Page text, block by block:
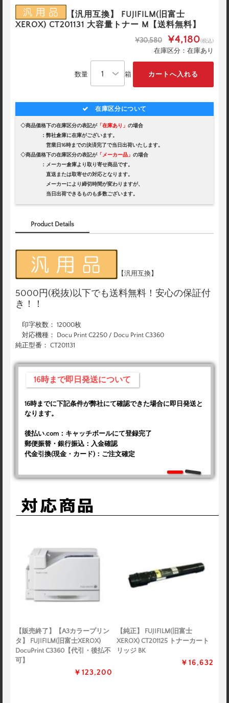
【汎用互換】 FUJIFILM(旧富士
XEROX) CT201131 大容量トナー M【送料無料】
¥30,580 ¥4,180(税込)
在庫区分：在庫あり
数量 箱
在庫区分について
◇商品価格下の在庫区分の表記が「在庫あり」 の場合
：弊社倉庫に在庫がございます。
営業日16時までの決済完了で当日出荷いたします。
◇商品価格下の在庫区分の表記が「メーカー品」 の場合
：メーカー倉庫より取り寄せ商品です。
直送または取寄せの対応となります。
メーカーにより締切時間が変わりますが、
当日出荷できるものも多数ございます。
Product Details
【汎用互換】
5000円(税抜)以下でも送料無料！安心の保証付
き！！
印字枚数： 12000枚
対応機種： Docu Print C2250 / Docu Print C3360
純正型番： CT201131
16時まで即日発送について
16時までに下記条件が弊社にて確認できた場合に即日発送と
なります。
後払い.com：キャッチボールにて登録完了
郵便振替・銀行振込：入金確認
代金引換(現金・カード)：ご注文確定
【販売終了】【A3カラープリン
タ】 FUJIFILM(旧富士XEROX)
DocuPrint C3360【代引・後払不
可】
￥123,200
【純正】 FUJIFILM(旧富士
XEROX) CT201125 トナーカート
リッジ BK
￥16,632